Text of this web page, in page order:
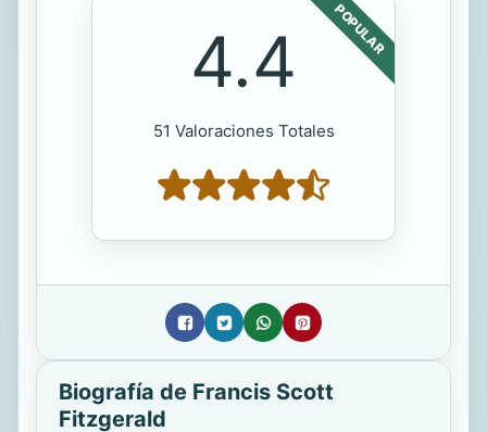
POPULAR
4.4
51 Valoraciones Totales
Biografía de Francis Scott
Fitzgerald